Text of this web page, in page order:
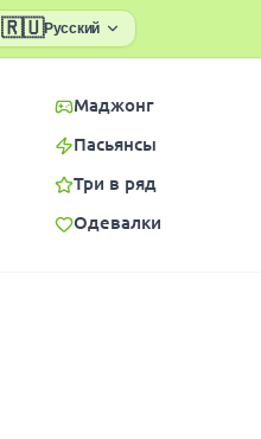
🇷🇺Русский
Маджонг
Пасьянсы
Три в ряд
Одевалки